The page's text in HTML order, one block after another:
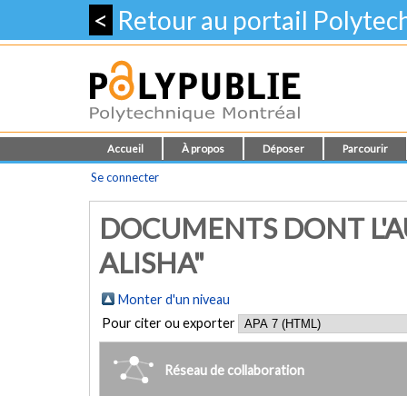
< Retour au portail
Accueil À propos Déposer Parcourir
Se connecter
DOCUMENTS DONT
ALISHA"
Monter d'un niveau
Pour citer ou exporter
Réseau de collaboration